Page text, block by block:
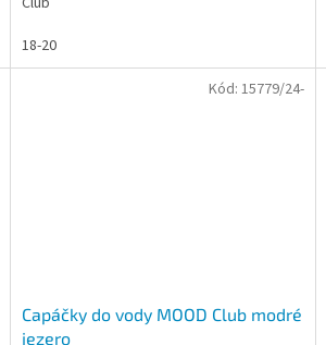
18-20
Capáčky do vody MOOD Club modré
jezero
Kód: 15779/24-